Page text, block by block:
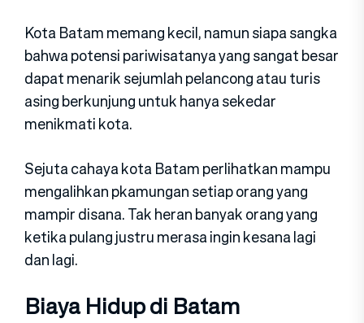
Kota Batam memang kecil, namun siapa sangka
bahwa potensi pariwisatanya yang sangat besar
dapat menarik sejumlah pelancong atau turis
asing berkunjung untuk hanya sekedar
menikmati kota.
Sejuta cahaya kota Batam perlihatkan mampu
mengalihkan pkamungan setiap orang yang
mampir disana. Tak heran banyak orang yang
ketika pulang justru merasa ingin kesana lagi
dan lagi.
Biaya Hidup di Batam